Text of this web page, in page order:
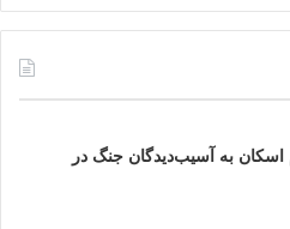
ریال وام اسکان به آسیب‌دیدگان جنگ در